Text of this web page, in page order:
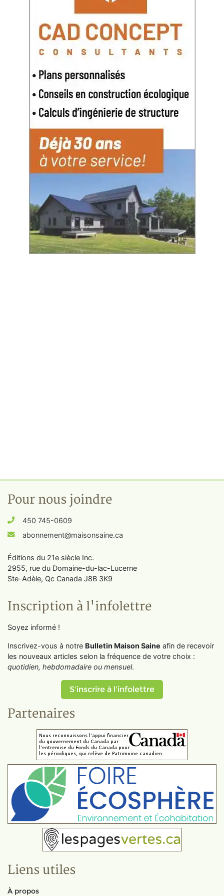
Pour nous joindre
450 745-0609
abonnement@maisonsaine.ca
Éditions du 21e siècle Inc.
2955, rue du Domaine-du-lac-Lucerne
Ste-Adèle, Qc Canada J8B 3K9
Inscription à l'infolettre
Soyez informé !
Inscrivez-vous à notre Bulletin Maison Saine afin de recevoir
les nouveaux articles selon la fréquence de votre choix :
quotidien, hebdomadaire ou mensuel.
S'inscrire à l'infolettre
Partenaires
Liens utiles
À propos